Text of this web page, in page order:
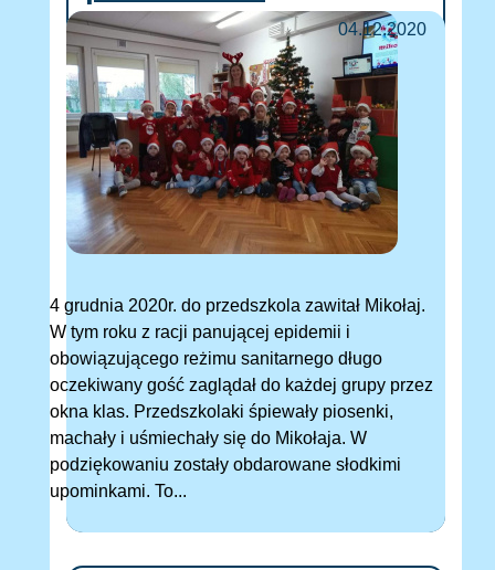
04.12.2020
4 grudnia 2020r. do przedszkola zawitał Mikołaj.
W tym roku z racji panującej epidemii i
obowiązującego reżimu sanitarnego długo
oczekiwany gość zaglądał do każdej grupy przez
okna klas. Przedszkolaki śpiewały piosenki,
machały i uśmiechały się do Mikołaja. W
podziękowaniu zostały obdarowane słodkimi
upominkami. To...